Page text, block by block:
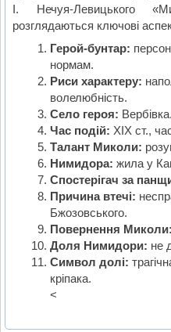
І. Нечуя-Левицького
розглядаються ключові
Герой-бунтар:
нормам.
Риси характеру:
волелюбність.
Село героя: Вербівка.
Час подій: ХІХ ст.,
Талант Миколи:
Нимидора: жила у
Спостерігач за
Причина втечі:
Бжозовського.
Повернення Миколи:
Доля Нимидори: не
Символ долі:
кріпака.
<